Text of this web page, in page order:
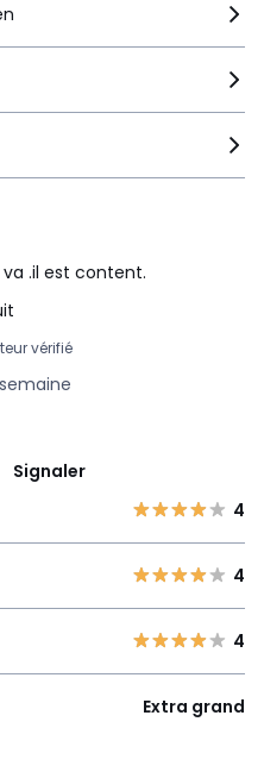
.il est content.
vérifié
Signaler
4
4
4
Extra grand